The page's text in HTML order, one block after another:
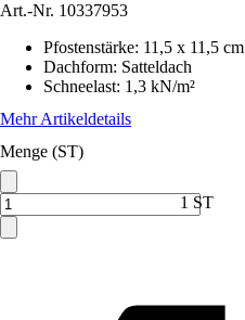
Art.-Nr. 10337953
Pfostenstärke: 11,5 x 11,5 cm
Dachform: Satteldach
Schneelast: 1,3 kN/m²
Mehr Artikeldetails
Menge (ST)
1 ST